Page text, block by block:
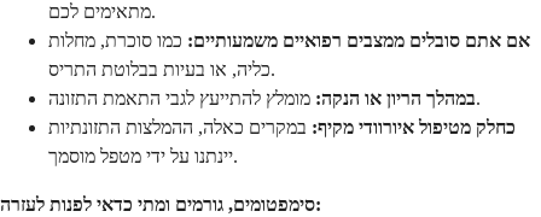
מתאימים לכם.
אם אתם סובלים ממצבים רפואיים משמעותיים: כמו סוכרת, מחלות
כליה, או בעיות בבלוטת התריס.
במהלך הריון או הנקה:מומלץ להתייעץ לגבי התאמת התזונה.
כחלק מטיפול איורוודי מקיף: במקרים כאלה, ההמלצות התזונתיות
יינתנו על ידי מטפל מוסמך.
סימפטומים, גורמים ומתי כדאי לפנות לעזרה: